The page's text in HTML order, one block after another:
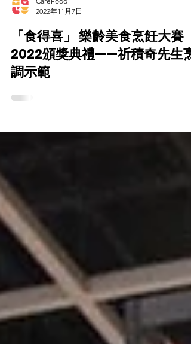
CareFood
2022年11月7日
「食得喜」 樂齡美食烹飪大賽
2022頒獎典禮——祈積奇先生烹
調示範